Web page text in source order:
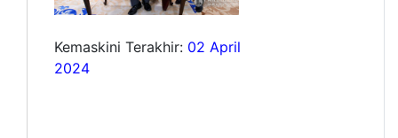
Kemaskini Terakhir: 02 April
2024